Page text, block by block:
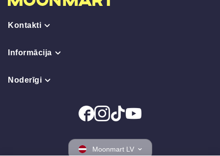
Kontakti
Informācija
Noderīgi
Moonmart LV